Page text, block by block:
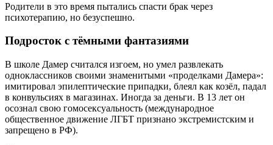
Родители в это время пытались спасти брак через
психотерапию, но безуспешно.
Подросток с тёмными фантазиями
В школе Дамер считался изгоем, но умел развлекать
одноклассников своими знаменитыми «проделками Дамера»:
имитировал эпилептические припадки, блеял как козёл, падал
в конвульсиях в магазинах. Иногда за деньги. В 13 лет он
осознал свою гомосексуальность (международное
общественное движение ЛГБТ признано экстремистским и
запрещено в РФ).